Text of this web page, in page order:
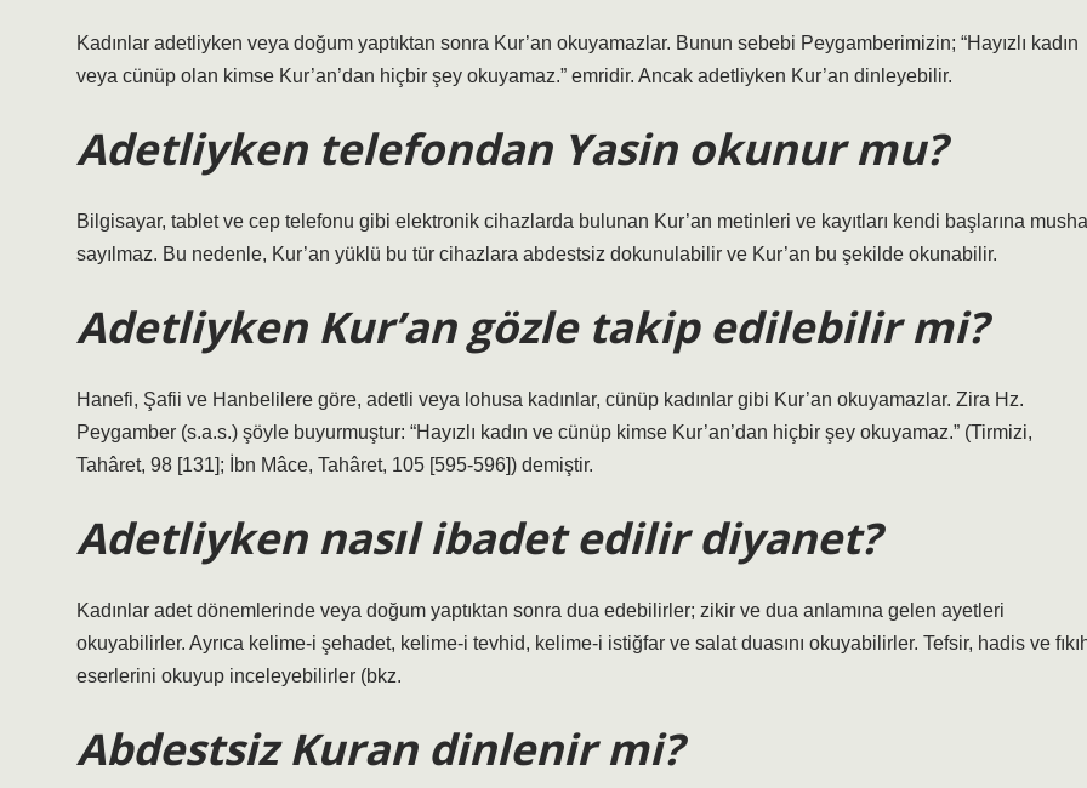
Kadınlar adetliyken veya doğum yaptıktan sonra Kur’an okuyamazlar. Bunun sebebi Peygamberimizin; “Hayızlı kadın
veya cünüp olan kimse Kur’an’dan hiçbir şey okuyamaz.” emridir. Ancak adetliyken Kur’an dinleyebilir.
Adetliyken telefondan Yasin okunur mu?
Bilgisayar, tablet ve cep telefonu gibi elektronik cihazlarda bulunan Kur’an metinleri ve kayıtları kendi başlarına
sayılmaz. Bu nedenle, Kur’an yüklü bu tür cihazlara abdestsiz dokunulabilir ve Kur’an bu şekilde okunabilir.
Adetliyken Kur’an gözle takip edilebilir mi?
Hanefi, Şafii ve Hanbelilere göre, adetli veya lohusa kadınlar, cünüp kadınlar gibi Kur’an okuyamazlar. Zira Hz.
Peygamber (s.a.s.) şöyle buyurmuştur: “Hayızlı kadın ve cünüp kimse Kur’an’dan hiçbir şey okuyamaz.” (Tirmizi,
Tahâret, 98 [131]; İbn Mâce, Tahâret, 105 [595-596]) demiştir.
Adetliyken nasıl ibadet edilir diyanet?
Kadınlar adet dönemlerinde veya doğum yaptıktan sonra dua edebilirler; zikir ve dua anlamına gelen ayetleri
okuyabilirler. Ayrıca kelime-i şehadet, kelime-i tevhid, kelime-i istiğfar ve salat duasını okuyabilirler. Tefsir, hadis ve
eserlerini okuyup inceleyebilirler (bkz.
Abdestsiz Kuran dinlenir mi?